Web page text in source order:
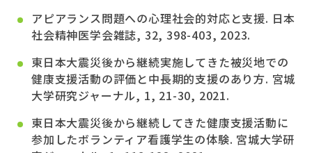
アピアランス問題への心理社会的対応と支援. 日本
社会精神医学会雑誌, 32, 398-403, 2023.
東日本大震災後から継続実施してきた被災地での
健康支援活動の評価と中長期的支援のあり方. 宮城
大学研究ジャーナル, 1, 21-30, 2021.
東日本大震災後から継続してきた健康支援活動に
参加したボランティア看護学生の体験. 宮城大学研